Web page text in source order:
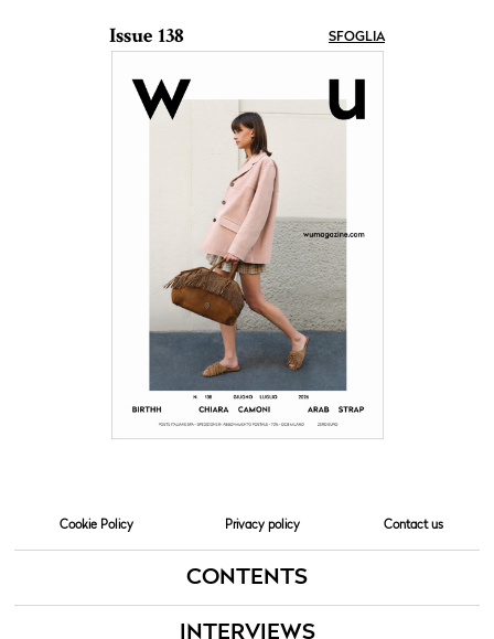
Issue 138 SFOGLIA
Cookie Policy Privacy policy Contact us
CONTENTS
INTERVIEWS